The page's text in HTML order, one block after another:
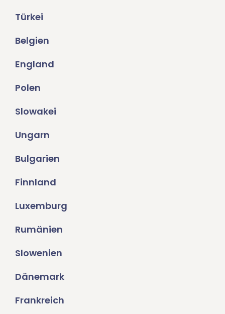
Türkei
Belgien
England
Polen
Slowakei
Ungarn
Bulgarien
Finnland
Luxemburg
Rumänien
Slowenien
Dänemark
Frankreich